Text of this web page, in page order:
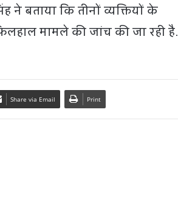
ने बताया कि तीनों व्यक्तियों के
मामले की जांच की जा रही है.
Share via Email Print